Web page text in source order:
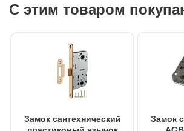
С этим товаром
Замок сантехнический
Замок